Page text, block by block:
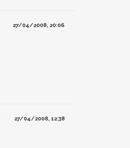
27/04/2008, 20:06
27/04/2008, 12:38